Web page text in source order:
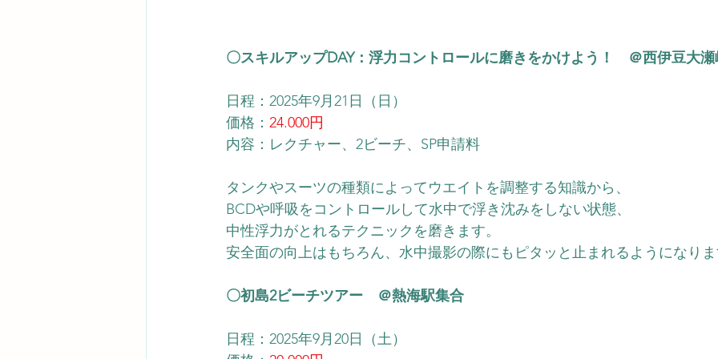
〇スキルアップDAY：浮力コントロールに磨きをかけよう！　＠西伊豆大瀬
日程：2025年9月21日（日）
価格： 24.000円
内容：レクチャー、2ビーチ、SP申請料
タンクやスーツの種類によってウエイトを調整する知識から、
BCDや呼吸をコントロールして水中で浮き沈みをしない状態、
中性浮力がとれるテクニックを磨きます。
安全面の向上はもちろん、水中撮影の際にもピタッと止まれるようになり
〇初島2ビーチツアー　＠熱海駅集合
日程：2025年9月20日（土）